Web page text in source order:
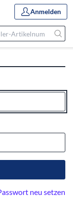
Anmelden
neu setzen